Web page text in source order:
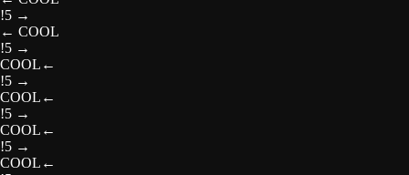
!5 →
← COOL
!5 →
COOL ←
!5 →
COOL ←
!5 →
COOL ←
!5 →
COOL ←